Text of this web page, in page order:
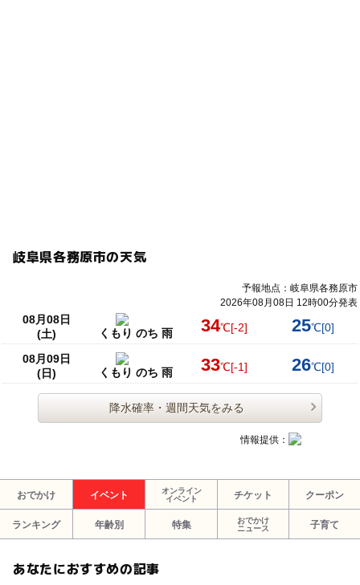
岐阜県各務原市の天気
予報地点：岐阜県各務原市
2026年08月08日 12時00分発表
08月08日
(土)
くもり のち 雨 34℃[-2] 25℃[0]
08月09日
(日)
くもり のち 雨 33℃[-1] 26℃[0]
降水確率・週間天気をみる
情報提供：
おでかけ イベント
オンライン
イベント
チケット クーポン
ランキング 年齢別 特集
おでかけ
ニュース
子育て
あなたにおすすめの記事